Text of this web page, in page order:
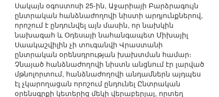
Սակայն օգոստոսի 25-ին, Աջարիայի Բարձրագույն
ընտրական հանձնաժողովի նիստի արդյունքներով,
որոշում է ընդունվել այն մասին, որ նախկին
նախագահ և Օդեսայի նահանգապետ Միխայիլ
Սաակաշվիլին չի տուգանվի Վրաստանի
ընտրական օրենսդրության խախտման համար։
Չնայած հանձնաժողովի նիստն անցնում էր լարված
մթնոլորտում, հանձնաժողովի անդամներն այդպես
էլ չկարողացան որոշում ընդունել Ընտրական
օրենսգրքի կետերից մեկի վերաբերյալ, որտեղ